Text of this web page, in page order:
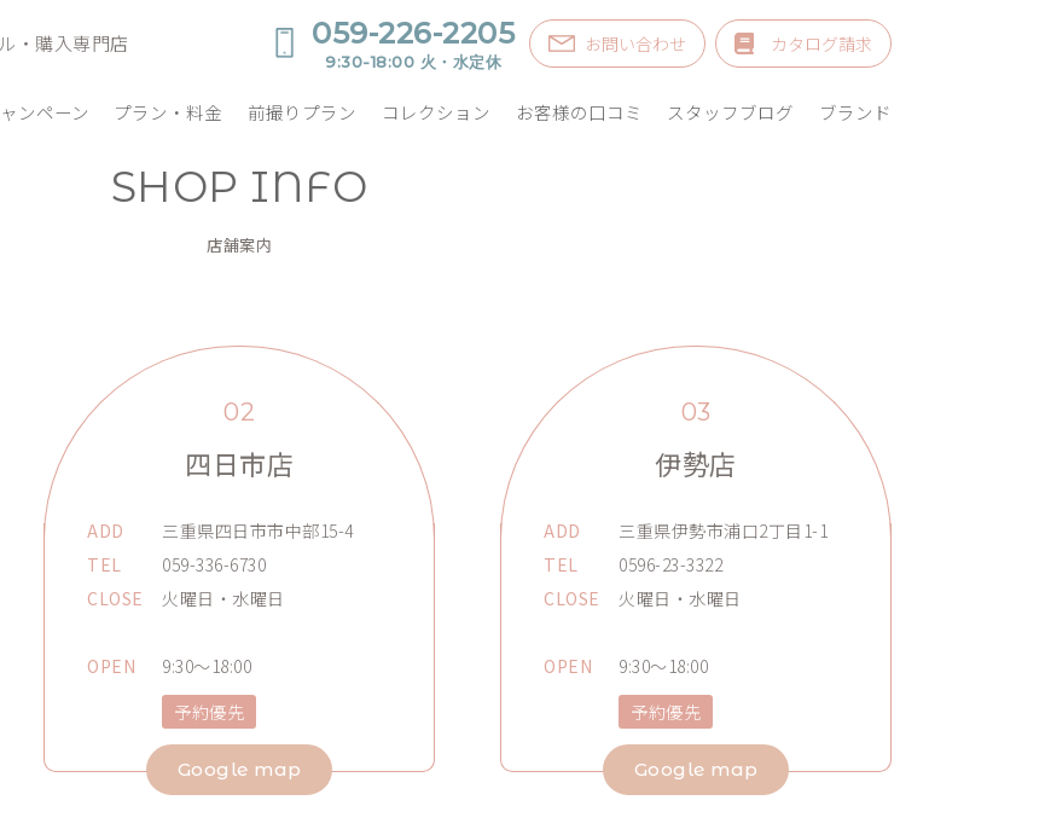
・購入専門店 059-226-2205
9:30-18:00 火・水定休
お問い合わせ カタログ請求
ンペーン プラン・料金 前撮りプラン コレクション お客様の口コミ スタッフブログ ブランド
SHOP INFO
店舗案内
02
四日市店
ADD
三重県四日市市中部15-4
TEL
059-336-6730
CLOSE
火曜日・水曜日
OPEN
9:30～18:00
予約優先
Google map
03
伊勢店
ADD
三重県伊勢市浦口2丁目1-1
TEL
0596-23-3322
CLOSE
火曜日・水曜日
OPEN
9:30～18:00
予約優先
Google map